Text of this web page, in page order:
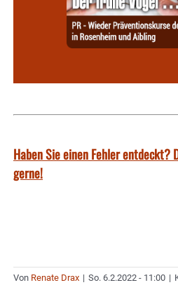
Haben Sie einen Fehler entdeckt?
gerne!
Von Renate Drax | So. 6.2.2022 - 11:00 |